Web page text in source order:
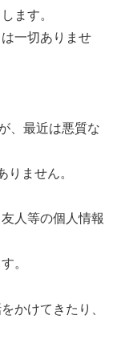
ます。
一切ありませ
、最近は悪質な
りません。
人等の個人情報
。
かけてきたり、